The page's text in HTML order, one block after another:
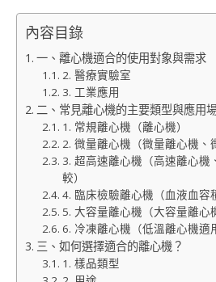
內容目錄
一、離心機適合的使用對象與需求
2. 醫療實驗室
3. 工業應用
二、常見離心機的主要類型與應用
1. 常規離心機（離心機）
2. 微量離心機（微量離心機、
3. 超高速離心機（高速離心機
較）
4. 臨床檢驗離心機（血液血容
5. 大容量離心機（大容量離心
6. 冷凍離心機（低溫離心機適
三、如何選擇適合的離心機？
1. 樣品類型